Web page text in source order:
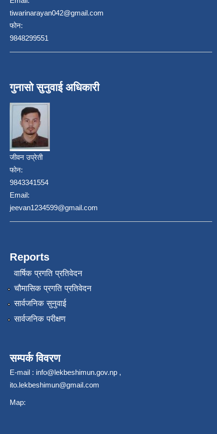
tiwarinarayan042@gmail.com
फोन:
9848299551
गुनासो सुनुवाई अधिकारी
जीवन उप्रेती
फोन:
9843341554
Email:
jeevan1234599@gmail.com
Reports
वार्षिक प्रगति प्रतिवेदन
चौमासिक प्रगति प्रतिवेदन
सार्वजनिक सुनुवाई
सार्वजनिक परीक्षण
सम्पर्क विवरण
E-mail : info@lekbeshimun.gov.np ,
ito.lekbeshimun@gmail.com
Map: